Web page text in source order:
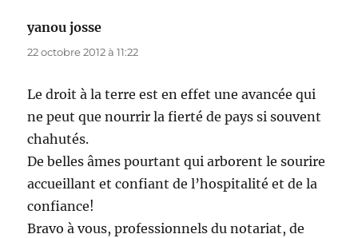
yanou josse
22 octobre 2012 à 11:22
Le droit à la terre est en effet une avancée qui
ne peut que nourrir la fierté de pays si souvent
chahutés.
De belles âmes pourtant qui arborent le sourire
accueillant et confiant de l’hospitalité et de la
confiance!
Bravo à vous, professionnels du notariat, de